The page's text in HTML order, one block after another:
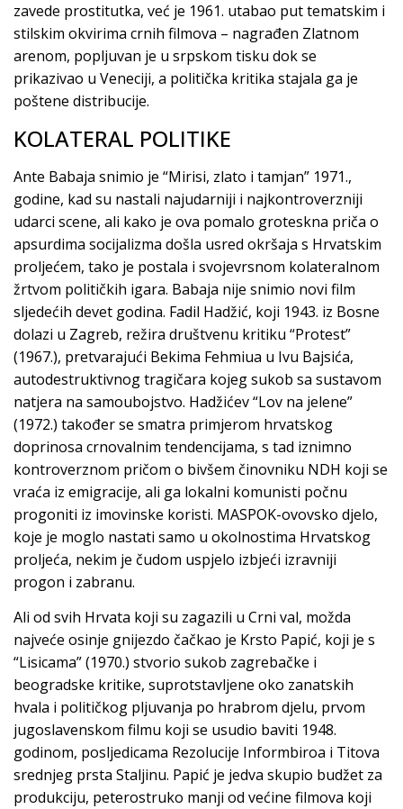
zavede prostitutka, već je 1961. utabao put tematskim i
stilskim okvirima crnih filmova – nagrađen Zlatnom
arenom, popljuvan je u srpskom tisku dok se
prikazivao u Veneciji, a politička kritika stajala ga je
poštene distribucije.
KOLATERAL POLITIKE
Ante Babaja snimio je “Mirisi, zlato i tamjan” 1971.,
godine, kad su nastali najudarniji i najkontroverzniji
udarci scene, ali kako je ova pomalo groteskna priča o
apsurdima socijalizma došla usred okršaja s Hrvatskim
proljećem, tako je postala i svojevrsnom kolateralnom
žrtvom političkih igara. Babaja nije snimio novi film
sljedećih devet godina. Fadil Hadžić, koji 1943. iz Bosne
dolazi u Zagreb, režira društvenu kritiku “Protest”
(1967.), pretvarajući Bekima Fehmiua u Ivu Bajsića,
autodestruktivnog tragičara kojeg sukob sa sustavom
natjera na samoubojstvo. Hadžićev “Lov na jelene”
(1972.) također se smatra primjerom hrvatskog
doprinosa crnovalnim tendencijama, s tad iznimno
kontroverznom pričom o bivšem činovniku NDH koji se
vraća iz emigracije, ali ga lokalni komunisti počnu
progoniti iz imovinske koristi. MASPOK-ovovsko djelo,
koje je moglo nastati samo u okolnostima Hrvatskog
proljeća, nekim je čudom uspjelo izbjeći izravniji
progon i zabranu.
Ali od svih Hrvata koji su zagazili u Crni val, možda
najveće osinje gnijezdo čačkao je Krsto Papić, koji je s
“Lisicama” (1970.) stvorio sukob zagrebačke i
beogradske kritike, suprotstavljene oko zanatskih
hvala i političkog pljuvanja po hrabrom djelu, prvom
jugoslavenskom filmu koji se usudio baviti 1948.
godinom, posljedicama Rezolucije Informbiroa i Titova
srednjeg prsta Staljinu. Papić je jedva skupio budžet za
produkciju, peterostruko manji od većine filmova koji